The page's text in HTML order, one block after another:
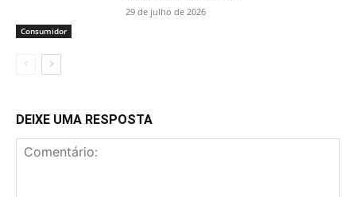
Consumidor
29 de julho de 2026
DEIXE UMA RESPOSTA